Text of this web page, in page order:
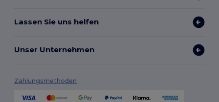
Lassen Sie uns helfen
Unser Unternehmen
Zahlungsmethoden